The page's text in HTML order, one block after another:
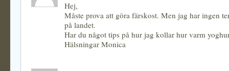
Hej,
Måste prova att göra färskost. Men jag har ingen
på landet.
Har du något tips på hur jag kollar hur varm
Hälsningar Monica